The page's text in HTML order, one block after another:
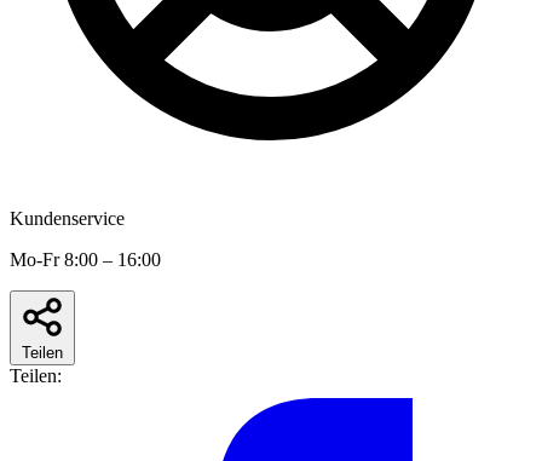
Kundenservice
Mo-Fr 8:00 – 16:00
Teilen
Teilen: